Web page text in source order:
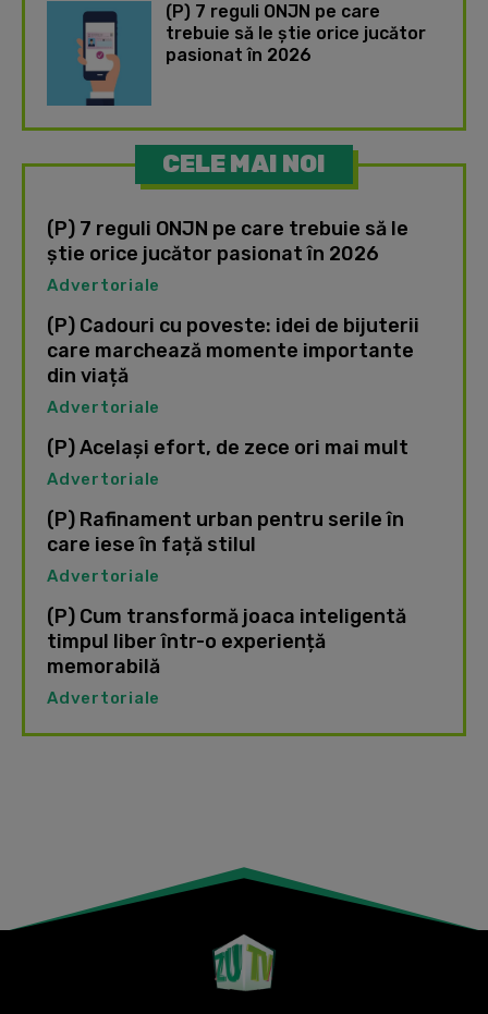
(P) 7 reguli ONJN pe care
trebuie să le știe orice jucător
pasionat în 2026
CELE MAI NOI
(P) 7 reguli ONJN pe care trebuie să le
știe orice jucător pasionat în 2026
Advertoriale
(P) Cadouri cu poveste: idei de bijuterii
care marchează momente importante
din viață
Advertoriale
(P) Același efort, de zece ori mai mult
Advertoriale
(P) Rafinament urban pentru serile în
care iese în față stilul
Advertoriale
(P) Cum transformă joaca inteligentă
timpul liber într-o experiență
memorabilă
Advertoriale